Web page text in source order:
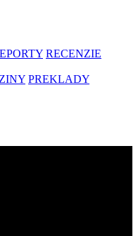
RECENZIE
PREKLADY